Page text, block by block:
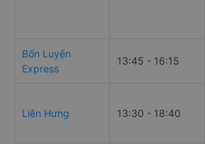
Bốn Luyện
Express
13:45 - 16:15
Liên Hưng 13:30 - 18:40